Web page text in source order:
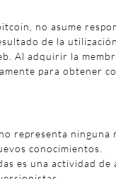
no asume
de la
Al adquirir la
para obtener
representa ninguna
conocimientos.
es una actividad de